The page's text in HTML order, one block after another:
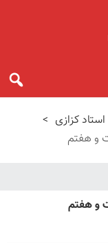
کزازی >
و هفتم
و هفتم